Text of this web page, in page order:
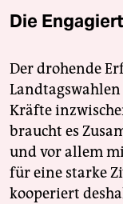
Die
Der drohende
Kräfte
braucht es
und vor allem
für eine starke
kooperiert